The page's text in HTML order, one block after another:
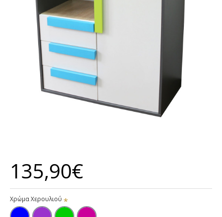
135,90€
Χρώμα Χερουλιού